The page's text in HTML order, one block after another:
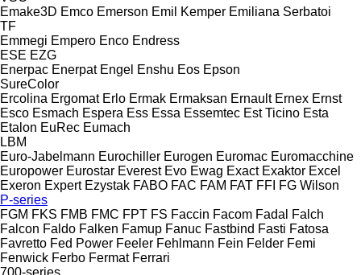
Emake3D Emco Emerson Emil Kemper Emiliana Serbatoi
TF
Emmegi Empero Enco Endress
ESE EZG
Enerpac Enerpat Engel Enshu Eos Epson
SureColor
Ercolina Ergomat Erlo Ermak Ermaksan Ernault Ernex Ernst
Esco Esmach Espera Ess Essa Essemtec Est Ticino Esta
Etalon EuRec Eumach
LBM
Euro-Jabelmann Eurochiller Eurogen Euromac Euromacchine
Europower Eurostar Everest Evo Ewag Exact Exaktor Excel
Exeron Expert Ezystak FABO FAC FAM FAT FFI FG Wilson
P-series
FGM FKS FMB FMC FPT FS Faccin Facom Fadal
Falch
Falcon Faldo Falken Famup Fanuc Fastbind Fasti Fatosa
Favretto Fed Power Feeler Fehlmann Fein Felder Femi
Fenwick Ferbo Fermat Ferrari
700-series